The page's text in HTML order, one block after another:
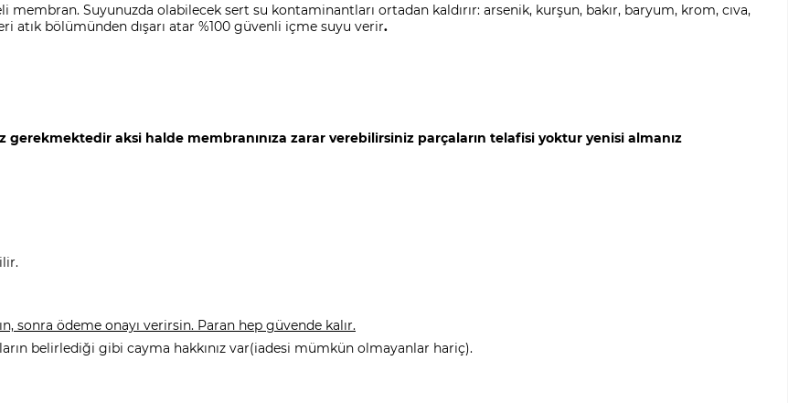
Suyunuzda olabilecek sert su kontaminantları ortadan kaldırır: arsenik, kurşun, bakır, baryum, krom, cıva,
bölümünden dışarı atar %100 güvenli içme suyu verir.
aksi halde membranınıza zarar verebilirsiniz parçaların telafisi yoktur yenisi almanız
sonra ödeme onayı verirsin. Paran hep güvende kalır.
belirlediği gibi cayma hakkınız var(iadesi mümkün olmayanlar hariç).